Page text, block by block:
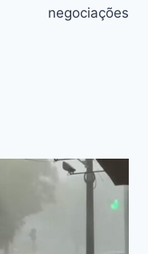
negociações